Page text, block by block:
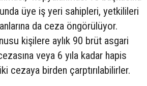
üye iş yeri sahipleri, yetkilileri
da ceza öngörülüyor.
kişilere aylık 90 brüt asgari
veya 6 yıla kadar hapis
cezaya birden çarptırılabilirler.